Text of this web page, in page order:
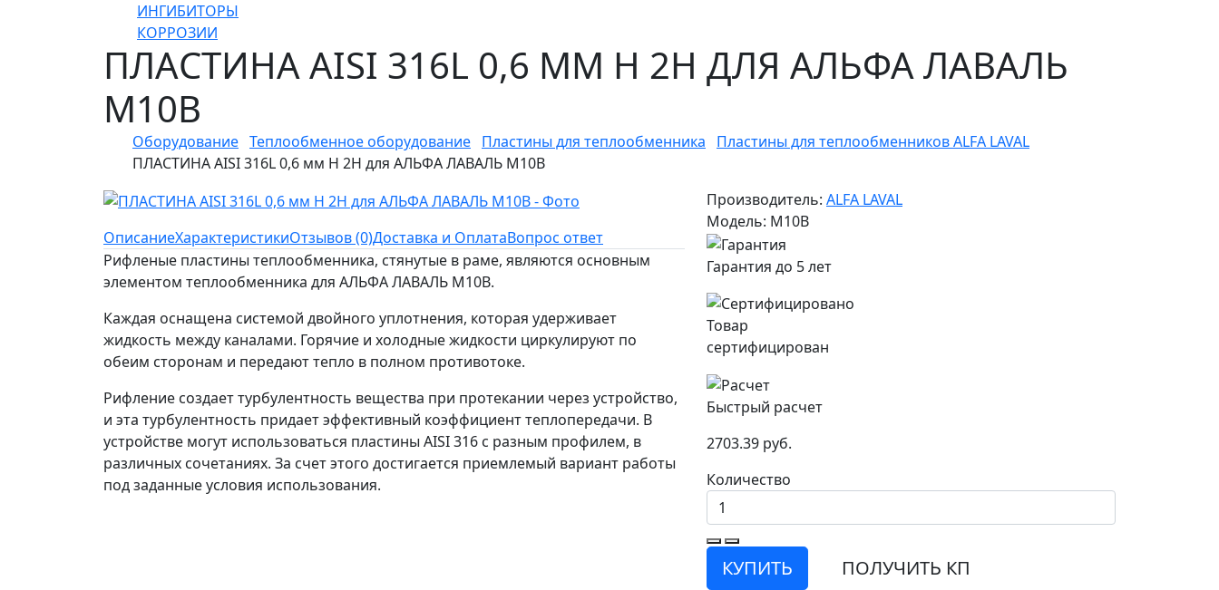
ИНГИБИТОРЫ
КОРРОЗИИ
ПЛАСТИНА AISI 316L 0,6 ММ H 2H ДЛЯ АЛЬФА ЛАВАЛЬ
M10B
Оборудование Теплообменное оборудование Пластины для теплообменника
Пластины для теплообменников ALFA LAVAL
ПЛАСТИНА AISI 316L 0,6 мм H 2H для АЛЬФА ЛАВАЛЬ M10B
ОписаниеХарактеристикиОтзывов (0)Доставка и ОплатаВопрос ответ
Рифленые пластины теплообменника, стянутые в раме, являются основным
элементом теплообменника для АЛЬФА ЛАВАЛЬ M10B.
Каждая оснащена системой двойного уплотнения, которая удерживает
жидкость между каналами. Горячие и холодные жидкости циркулируют по
обеим сторонам и передают тепло в полном противотоке.
Рифление создает турбулентность вещества при протекании через устройство,
и эта турбулентность придает эффективный коэффициент теплопередачи. В
устройстве могут использоваться пластины AISI 316 с разным профилем, в
различных сочетаниях. За счет этого достигается приемлемый вариант работы
под заданные условия использования.
Производитель: ALFA LAVAL
Модель: M10B
Гарантия до 5 лет
Товар
сертифицирован
Быстрый расчет
2703.39 руб.
Количество
КУПИТЬ ПОЛУЧИТЬ КП